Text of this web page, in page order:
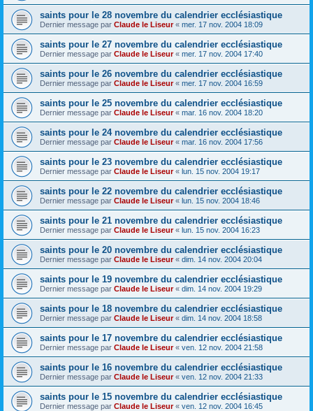
saints pour le 28 novembre du calendrier ecclésiastique
Dernier message par Claude le Liseur« mer. 17 nov. 2004 18:09
saints pour le 27 novembre du calendrier ecclésiastique
Dernier message par Claude le Liseur« mer. 17 nov. 2004 17:40
saints pour le 26 novembre du calendrier ecclésiastique
Dernier message par Claude le Liseur« mer. 17 nov. 2004 16:59
saints pour le 25 novembre du calendrier ecclésiastique
Dernier message par Claude le Liseur« mar. 16 nov. 2004 18:20
saints pour le 24 novembre du calendrier ecclésiastique
Dernier message par Claude le Liseur« mar. 16 nov. 2004 17:56
saints pour le 23 novembre du calendrier ecclésiastique
Dernier message par Claude le Liseur« lun. 15 nov. 2004 19:17
saints pour le 22 novembre du calendrier ecclésiastique
Dernier message par Claude le Liseur« lun. 15 nov. 2004 18:46
saints pour le 21 novembre du calendrier ecclésiastique
Dernier message par Claude le Liseur« lun. 15 nov. 2004 16:23
saints pour le 20 novembre du calendrier ecclésiastique
Dernier message par Claude le Liseur« dim. 14 nov. 2004 20:04
saints pour le 19 novembre du calendrier ecclésiastique
Dernier message par Claude le Liseur« dim. 14 nov. 2004 19:29
saints pour le 18 novembre du calendrier ecclésiastique
Dernier message par Claude le Liseur« dim. 14 nov. 2004 18:58
saints pour le 17 novembre du calendrier ecclésiastique
Dernier message par Claude le Liseur« ven. 12 nov. 2004 21:58
saints pour le 16 novembre du calendrier ecclésiastique
Dernier message par Claude le Liseur« ven. 12 nov. 2004 21:33
saints pour le 15 novembre du calendrier ecclésiastique
Dernier message par Claude le Liseur« ven. 12 nov. 2004 16:45